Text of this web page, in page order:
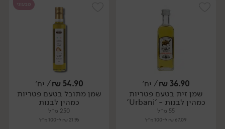
יח׳ יח׳
36.90
₪/ יח׳
שמן זית בטעם פטריות
כמהין לבנות - 'Urbani'
55 מ״ל
67.09 ₪ ל-100 מ״ל
טבעוני
54.90
₪/ יח׳
שמן מתובל בטעם פטריות
כמהין לבנות
250 מ״ל
21.96 ₪ ל-100 מ״ל